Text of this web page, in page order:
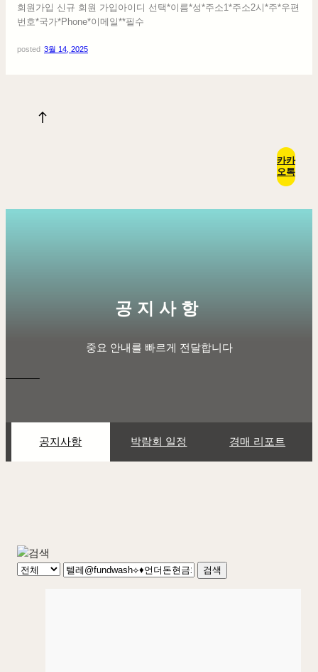
회원가입 신규 회원 가입아이디 선택*이름*성*주소1*주소2시*주*우편
번호*국가*Phone*이메일**필수
posted 3월 14, 2025
카카
오톡
공지사항
중요 안내를 빠르게 전달합니다
공지사항 박람회 일정 경매 리포트
검색